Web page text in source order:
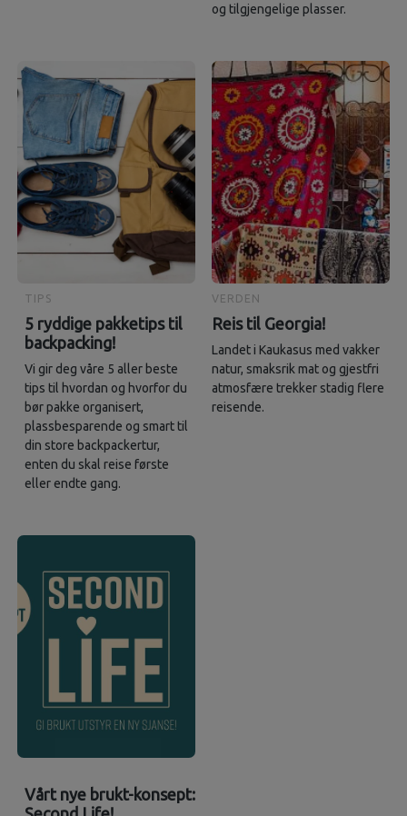
og tilgjengelige plasser.
TIPS
5 ryddige pakketips til
backpacking!
Vi gir deg våre 5 aller beste
tips til hvordan og hvorfor du
bør pakke organisert,
plassbesparende og smart til
din store backpackertur,
enten du skal reise første
eller endte gang.
VERDEN
Reis til Georgia!
Landet i Kaukasus med vakker
natur, smaksrik mat og gjestfri
atmosfære trekker stadig flere
reisende.
Vårt nye brukt-konsept: